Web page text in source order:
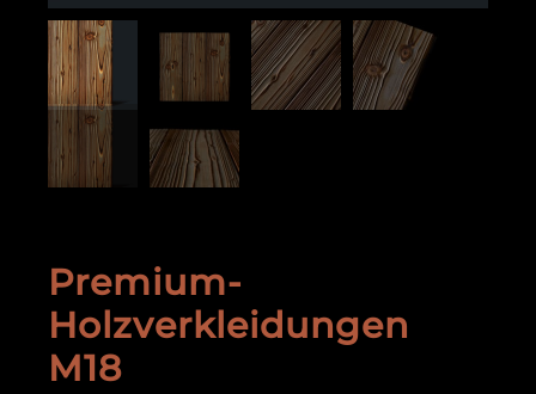
Premium-
Holzverkleidungen
M18